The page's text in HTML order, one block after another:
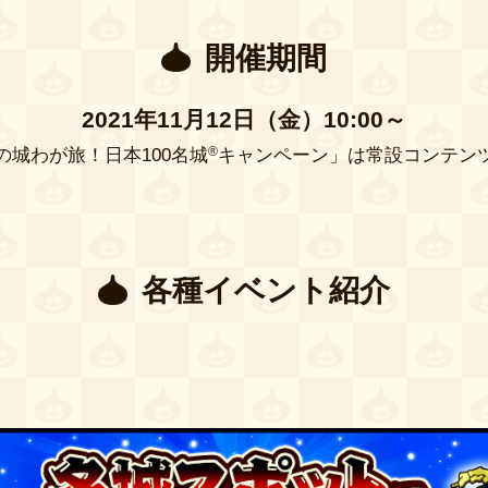
開催期間
2021年11月12日（金）10:00～
城わが旅！日本100名城®キャンペーン」は常設コンテン
各種イベント紹介